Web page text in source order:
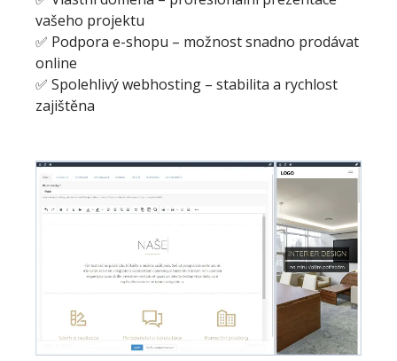
vašeho projektu
✅ Podpora e-shopu – možnost snadno prodávat
online
✅ Spolehlivý webhosting – stabilita a rychlost
zajištěna